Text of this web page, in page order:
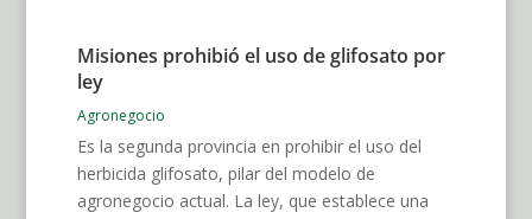
Misiones prohibió el uso de glifosato por
ley
Agronegocio
Es la segunda provincia en prohibir el uso del
herbicida glifosato, pilar del modelo de
agronegocio actual. La ley, que establece una